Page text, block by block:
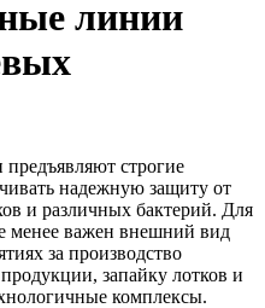
линии
строгие
надежную защиту от
и различных бактерий. Для
менее важен внешний вид
за производство
запайку лотков и
комплексы.